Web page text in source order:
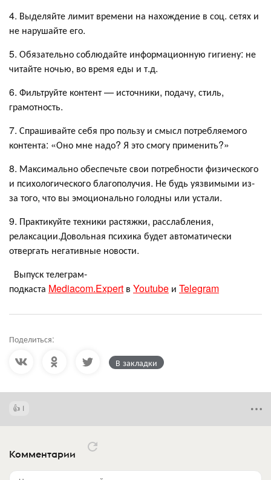
4. Выделяйте лимит времени на нахождение в соц. сетях и
не нарушайте его.
5. Обязательно соблюдайте информационную гигиену: не
читайте ночью, во время еды и т.д.
6. Фильтруйте контент — источники, подачу, стиль,
грамотность.
7. Спрашивайте себя про пользу и смысл потребляемого
контента: «Оно мне надо? Я это смогу применить?»
8. Максимально обеспечьте свои потребности физического
и психологического благополучия. Не будь уязвимыми из-
за того, что вы эмоционально голодны или устали.
9. Практикуйте техники растяжки, расслабления,
релаксации.Довольная психика будет автоматически
отвергать негативные новости.
Выпуск телеграм-
подкаста Mediacom.Expert в Youtube и Telegram
Поделиться:
В закладки
1
Комментарии